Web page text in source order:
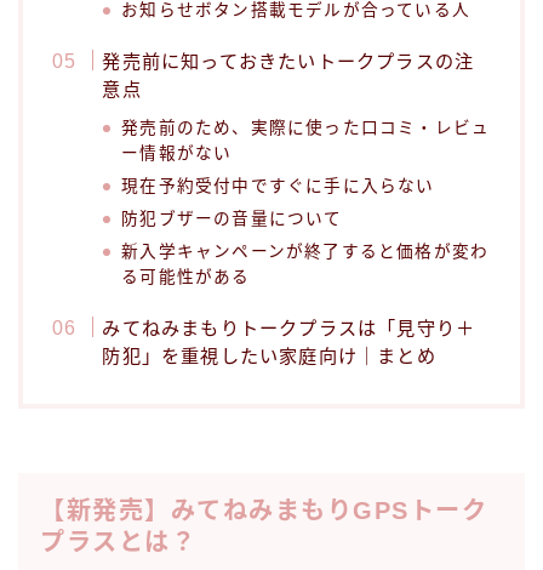
お知らせボタン搭載モデルが合っている人
発売前に知っておきたいトークプラスの注
意点
発売前のため、実際に使った口コミ・レビュ
ー情報がない
現在予約受付中ですぐに手に入らない
防犯ブザーの音量について
新入学キャンペーンが終了すると価格が変わ
る可能性がある
みてねみまもりトークプラスは「見守り＋
防犯」を重視したい家庭向け｜まとめ
【新発売】みてねみまもりGPSトーク
プラスとは？